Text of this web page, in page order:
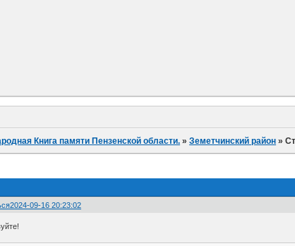
Книга памяти Пензенской области. »Земетчинский район »
2024-09-16 20:23:02